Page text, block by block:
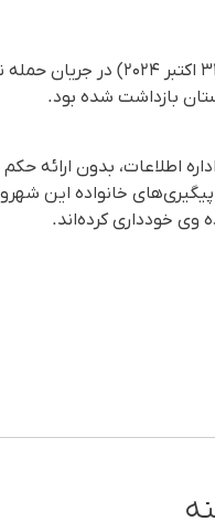
صفی‌الله سنجرانی روز پنج‌شنبه
بازداشت شده بود.
اطلاعات، بدون ارائه
خانواده این
خودداری کرده‌اند.